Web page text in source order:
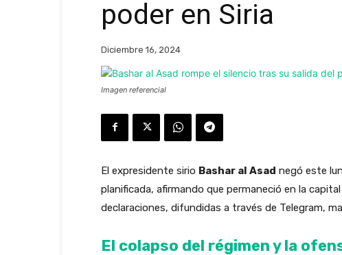
poder en Siria
Diciembre 16, 2024
Imagen referencial
El expresidente sirio Bashar al Asad negó este
planificada, afirmando que permaneció en la
declaraciones, difundidas a través de Telegram,
El colapso del régimen y la